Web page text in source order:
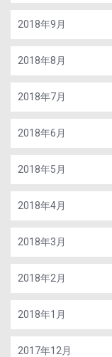
2018年9月
2018年8月
2018年7月
2018年6月
2018年5月
2018年4月
2018年3月
2018年2月
2018年1月
2017年12月